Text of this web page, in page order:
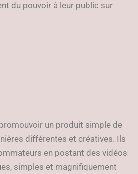
du pouvoir à leur public sur
un produit simple de
différentes et créatives. Ils
en postant des vidéos
simples et magnifiquement